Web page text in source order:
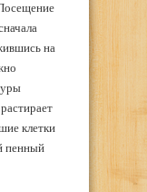
на
клетки
пенный